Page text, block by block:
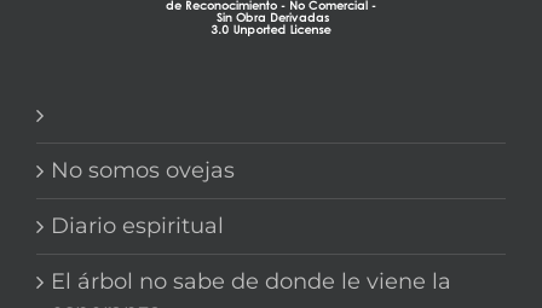
No somos ovejas
Diario espiritual
El árbol no sabe de donde le viene la